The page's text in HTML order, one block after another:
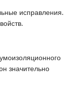
исправления.
значительно